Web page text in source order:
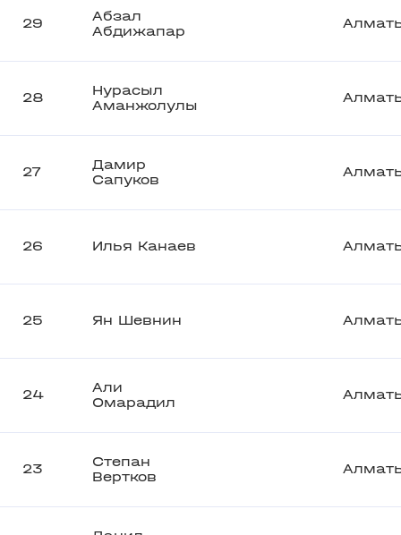
29
Абзал
Абдижапар
28
Нурасыл
Аманжолулы
27
Дамир
Сапуков
26 Илья Канаев
25 Ян Шевнин
24
Али
Омарадил
23
Степан
Вертков